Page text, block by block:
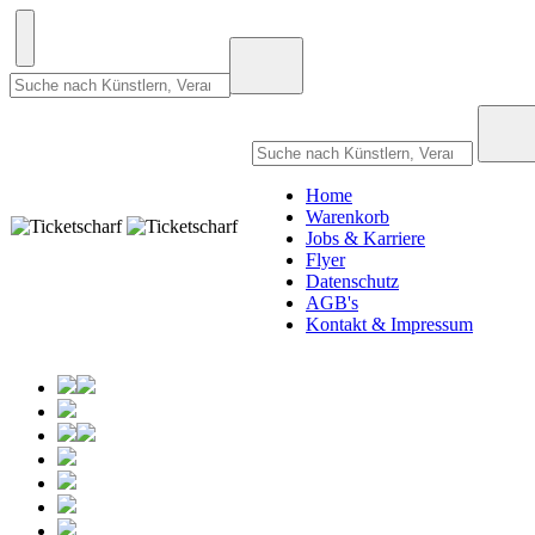
Home
Warenkorb
Jobs & Karriere
Flyer
Datenschutz
AGB's
Kontakt & Impressum